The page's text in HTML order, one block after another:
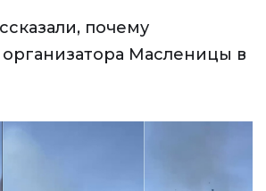
почему
Масленицы в